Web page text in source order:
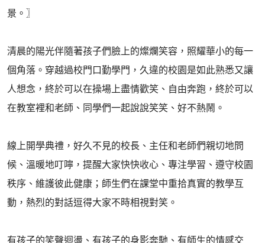
景。〗
清晨的陽光伴隨著孩子們臉上的燦爛笑容，照耀華小的每一
個角落。穿越過校門口勤學門，久違的校園是如此熟悉又讓
人想念，終於可以在操場上盡情歡笑、自由奔跑，終於可以
在教室裡和老師、同學們一起說說笑笑、好不熱鬧。
線上開學典禮，好久不見的校長、主任和老師們親切地問
候、溫暖地叮嚀，提醒大家快快收心、專注學習、遵守校園
秩序、維護彼此健康；師生們在課堂中重拾真實的教學互
動，熱烈的對話逗得大家不時相視對笑。
有孩子的笑聲迴盪、有孩子的身影奔馳、有師生的情感交